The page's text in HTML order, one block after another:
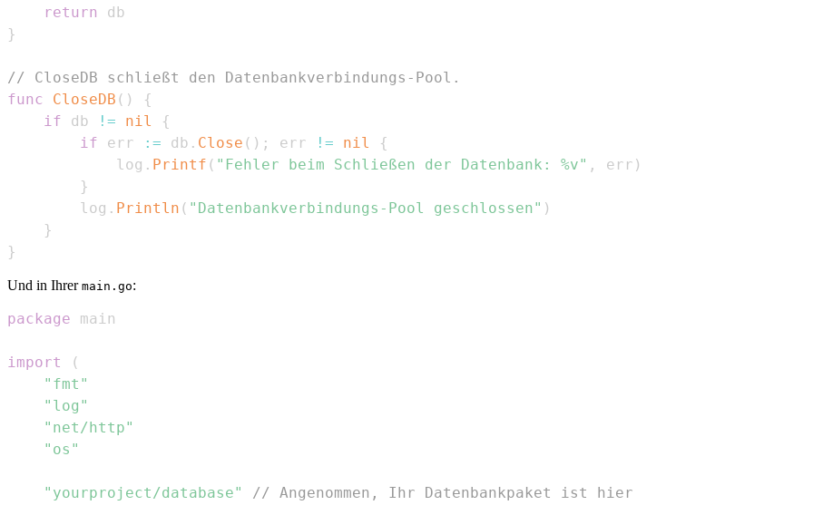
return
}
// CloseDB schließt den Datenbankverbindungs-Pool.
func
CloseDB ( )
{
if db != nil
{
if err := db . Close ( ) ; err != nil
{
			log
. Printf ( "Fehler beim Schließen der Datenbank: %v" , err )
}
		log
. Println ( "Datenbankverbindungs-Pool geschlossen" )
}
}
Und in Ihrer main.go:
package
import
(
"fmt"
"log"
"net/http"
"os"
"yourproject/database" // Angenommen, Ihr Datenbankpaket ist hier